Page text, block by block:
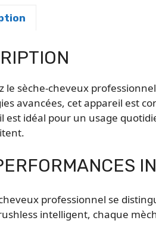
le sèche-cheveux
avancées, cet appareil est
est idéal pour un usage
professionnel se
intelligent, chaque